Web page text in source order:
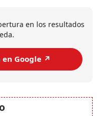
en los resultados
en Google ↗️